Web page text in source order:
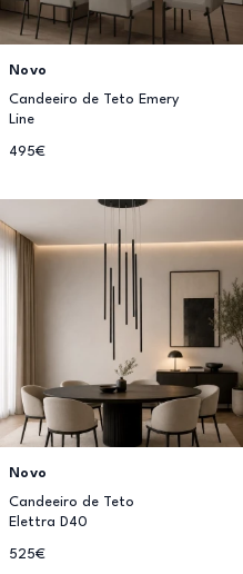
Novo
Candeeiro de Teto Emery
Line
495€
Novo
Candeeiro de Teto
Elettra D40
525€